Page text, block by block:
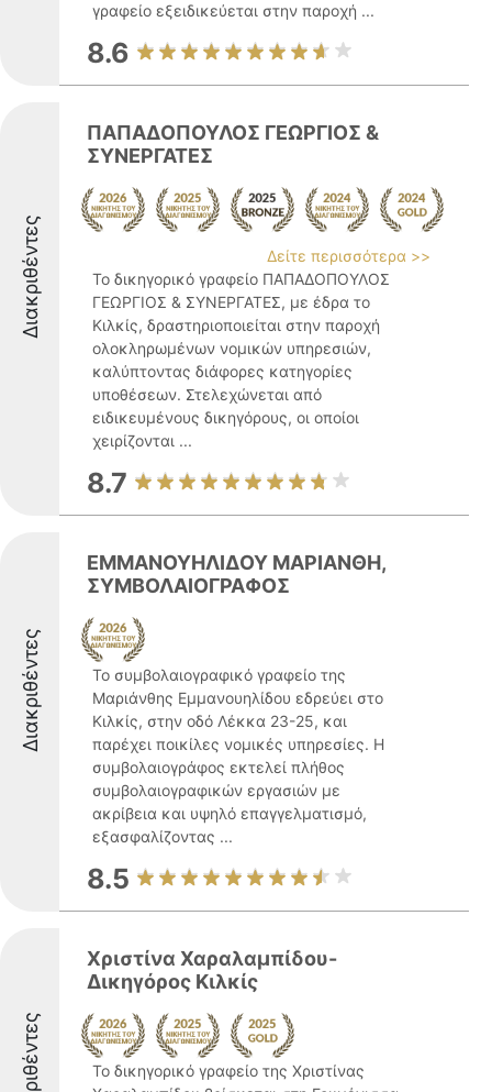
γραφείο εξειδικεύεται στην παροχή ...
8.6
Διακριθέντες
ΠΑΠΑΔΟΠΟΥΛΟΣ ΓΕΩΡΓΙΟΣ &
ΣΥΝΕΡΓΑΤΕΣ
Δείτε περισσότερα >>
Το δικηγορικό γραφείο ΠΑΠΑΔΟΠΟΥΛΟΣ
ΓΕΩΡΓΙΟΣ & ΣΥΝΕΡΓΑΤΕΣ, με έδρα το
Κιλκίς, δραστηριοποιείται στην παροχή
ολοκληρωμένων νομικών υπηρεσιών,
καλύπτοντας διάφορες κατηγορίες
υποθέσεων. Στελεχώνεται από
ειδικευμένους δικηγόρους, οι οποίοι
χειρίζονται ...
8.7
Διακριθέντες
ΕΜΜΑΝΟΥΗΛΙΔΟΥ ΜΑΡΙΑΝΘΗ,
ΣΥΜΒΟΛΑΙΟΓΡΑΦΟΣ
Το συμβολαιογραφικό γραφείο της
Μαριάνθης Εμμανουηλίδου εδρεύει στο
Κιλκίς, στην οδό Λέκκα 23-25, και
παρέχει ποικίλες νομικές υπηρεσίες. Η
συμβολαιογράφος εκτελεί πλήθος
συμβολαιογραφικών εργασιών με
ακρίβεια και υψηλό επαγγελματισμό,
εξασφαλίζοντας ...
8.5
Χριστίνα Χαραλαμπίδου-
Δικηγόρος Κιλκίς
Το δικηγορικό γραφείο της Χριστίνας